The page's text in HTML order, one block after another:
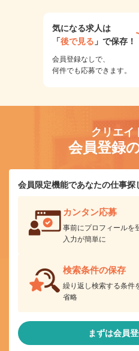
気になる求人は
「後で見る 」で保存！
会員登録なしで、
何件でも応募できます。
クリエイ
会員登録
会員限定機能であなたの仕事探
カンタン応募
事前にプロフィールを
入力が簡単に
検索条件の保存
繰り返し検索する条件
省略
まずは会員登